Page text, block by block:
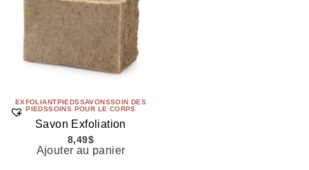
EXFOLIANTPIEDSSAVONSSOIN DES
PIEDSSOINS POUR LE CORPS
Savon Exfoliation
8,49$
Ajouter au panier